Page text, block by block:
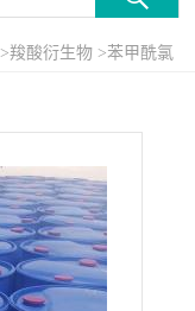
>羧酸衍生物 >苯甲酰氯